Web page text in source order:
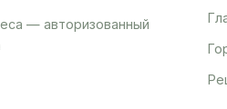
— авторизованный